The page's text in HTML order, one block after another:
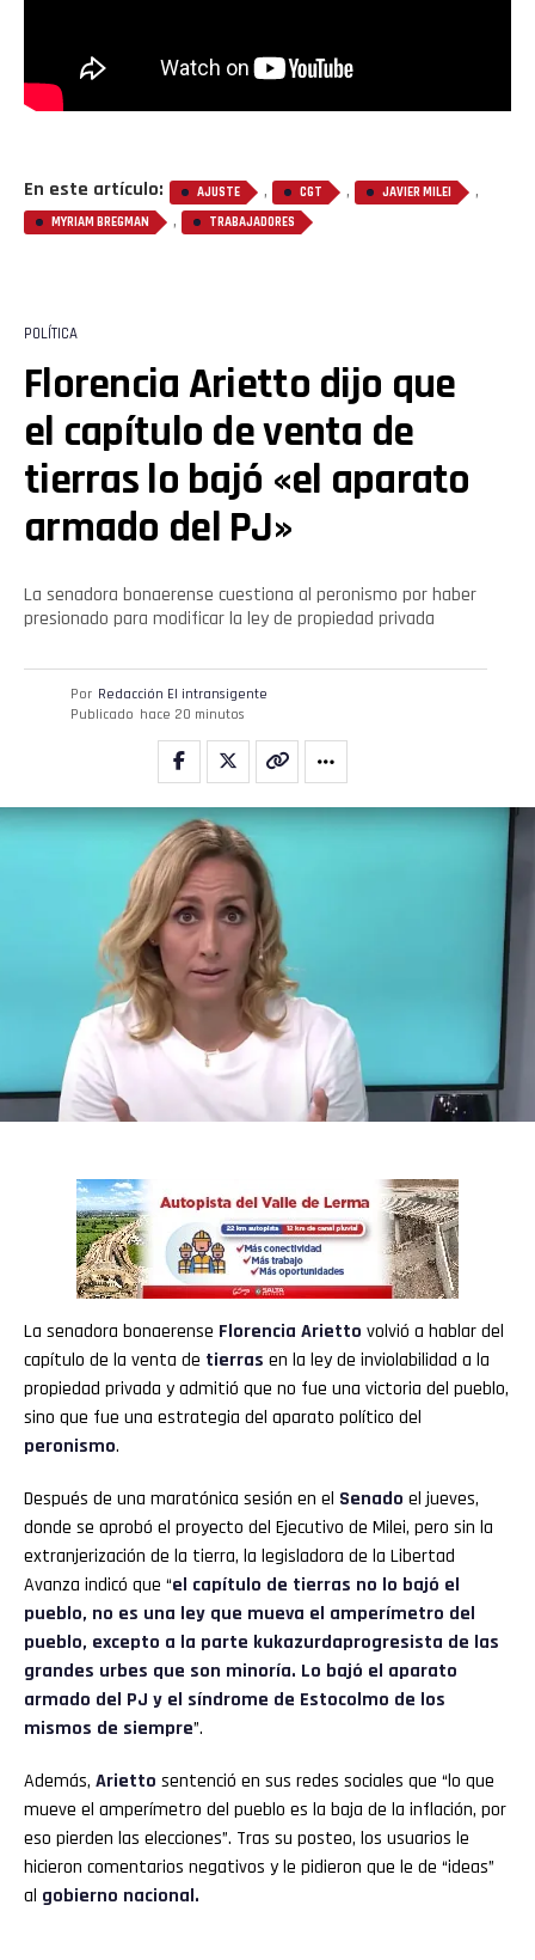
En este artículo: AJUSTE , CGT , JAVIER MILEI ,
MYRIAM BREGMAN , TRABAJADORES
POLÍTICA
Florencia Arietto dijo que
el capítulo de venta de
tierras lo bajó «el aparato
armado del PJ»
La senadora bonaerense cuestiona al peronismo por haber
presionado para modificar la ley de propiedad privada
Por Redacción El intransigente
Publicado hace 20 minutos
La senadora bonaerense Florencia Arietto volvió a hablar del
capítulo de la venta de tierras en la ley de inviolabilidad a la
propiedad privada y admitió que no fue una victoria del pueblo,
sino que fue una estrategia del aparato político del
peronismo.
Después de una maratónica sesión en el Senado el jueves,
donde se aprobó el proyecto del Ejecutivo de Milei, pero sin la
extranjerización de la tierra, la legisladora de la Libertad
Avanza indicó que “el capítulo de tierras no lo bajó el
pueblo, no es una ley que mueva el amperímetro del
pueblo, excepto a la parte kukazurdaprogresista de las
grandes urbes que son minoría. Lo bajó el aparato
armado del PJ y el síndrome de Estocolmo de los
mismos de siempre”.
Además, Arietto sentenció en sus redes sociales que “lo que
mueve el amperímetro del pueblo es la baja de la inflación, por
eso pierden las elecciones”. Tras su posteo, los usuarios le
hicieron comentarios negativos y le pidieron que le de “ideas”
al gobierno nacional.